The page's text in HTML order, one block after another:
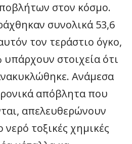
στον κόσμο.
συνολικά 53,6
τον τεράστιο όγκο,
υπάρχουν στοιχεία ότι
Ανάμεσα
απόβλητα που
απελευθερώνουν
τοξικές χημικές